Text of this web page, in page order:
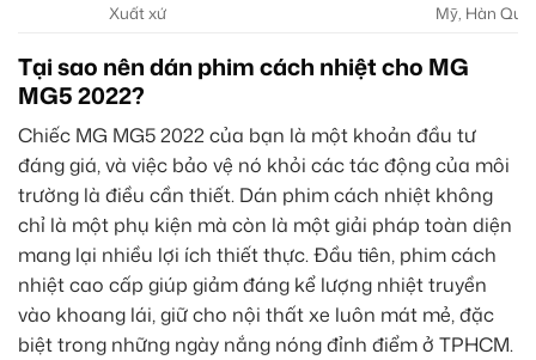
Xuất xứ
Mỹ, Hàn
Tại sao nên dán phim cách nhiệt cho MG
MG5 2022?
Chiếc MG MG5 2022 của bạn là một khoản đầu tư
đáng giá, và việc bảo vệ nó khỏi các tác động của môi
trường là điều cần thiết. Dán phim cách nhiệt không
chỉ là một phụ kiện mà còn là một giải pháp toàn diện
mang lại nhiều lợi ích thiết thực. Đầu tiên, phim cách
nhiệt cao cấp giúp giảm đáng kể lượng nhiệt truyền
vào khoang lái, giữ cho nội thất xe luôn mát mẻ, đặc
biệt trong những ngày nắng nóng đỉnh điểm ở TPHCM.